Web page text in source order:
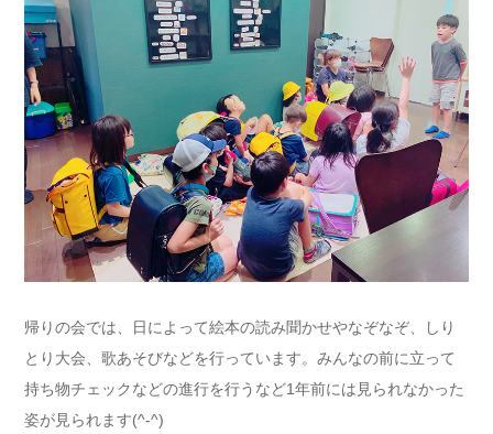
帰りの会では、日によって絵本の読み聞かせやなぞなぞ、しり
とり大会、歌あそびなどを行っています。みんなの前に立って
持ち物チェックなどの進行を行うなど1年前には見られなかった
姿が見られます(^-^)